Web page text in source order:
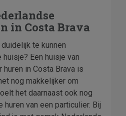
in Costa Brava
te kunnen
Een huisje van
huren in Costa Brava is
nog makkelijker om
het daarnaast ook nog
huren van een particulier. Bij